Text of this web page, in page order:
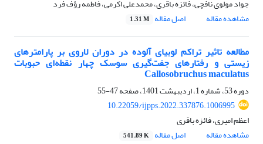
جواد مولوی نافچی، فائزه باقری، محمدعلی اکرمی، فاطمه رؤف فرد
مشاهده مقاله
اصل مقاله 1.31 M
مطالعه تاثیر تراکم لوبیای آلوده در دوران لاروی بر پارامترهای
زیستی و رفتارهای جفت‌گیری سوسک چهار نقطه‌ای حبوبات
Callosobruchus maculatus
دوره 53، شماره 1، اردیبهشت 1401، صفحه
47-55
10.22059/ijpps.2022.337876.1006995
اعظم امیری، فائزه باقری
مشاهده مقاله
اصل مقاله 541.89 K